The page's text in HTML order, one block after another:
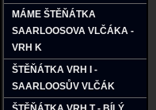
MÁME ŠTĚŇÁTKA
SAARLOOSOVA VLČÁKA -
VRH K
ŠTĚŇÁTKA VRH I -
SAARLOOSŮV VLČÁK